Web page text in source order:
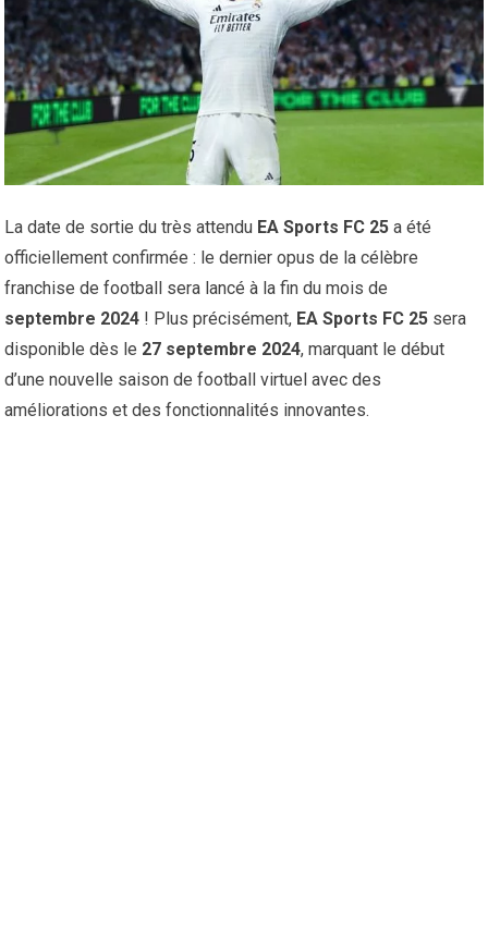
La date de sortie du très attendu EA Sports FC 25 a été
officiellement confirmée : le dernier opus de la célèbre
franchise de football sera lancé à la fin du mois de
septembre 2024 ! Plus précisément, EA Sports FC 25 sera
disponible dès le 27 septembre 2024, marquant le début
d’une nouvelle saison de football virtuel avec des
améliorations et des fonctionnalités innovantes.